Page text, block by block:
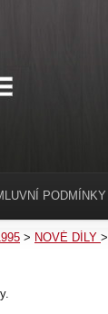
> NOVÉ DÍLY >
PODMÍNKY